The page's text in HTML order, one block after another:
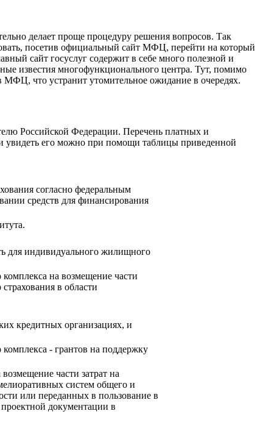
делает проще процедуру решения вопросов. Так
посетив официальный сайт МФЦ, перейти на который
сайт госуслуг содержит в себе много полезной и
известия многофункционального центра. Тут, помимо
МФЦ, что устранит утомительное ожидание в очередях.
Российской Федерации. Перечень платных и
увидеть его можно при помощи таблицы приведенной
согласно федеральным
средств для финансирования
для индивидуального жилищного
на возмещение части
в области
кредитных организациях, и
- грантов на поддержку
части затрат на
систем общего и
или переданных в пользование в
документации в